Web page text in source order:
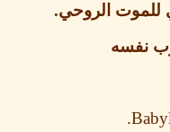
الروحي .